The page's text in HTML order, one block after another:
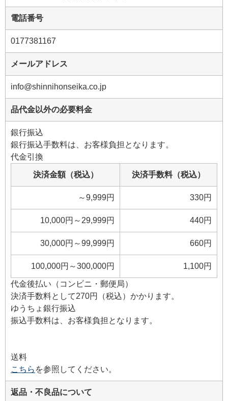
電話番号
0177381167
メールアドレス
info@shinnihonseika.co.jp
品代金以外の必要料金
銀行振込
銀行振込手数料は、お客様負担となります。
代金引換
決済金額（税込） 決済手数料（税込）
～9,999円 330円
10,000円～29,999円 440円
30,000円～99,999円 660円
100,000円～300,000円 1,100円
代金後払い（コンビニ・郵便局）
決済手数料として270円（税込）かかります。
ゆうちょ銀行振込
振込手数料は、お客様負担となります。
送料
こちら を参照してください。
返品・不良品について